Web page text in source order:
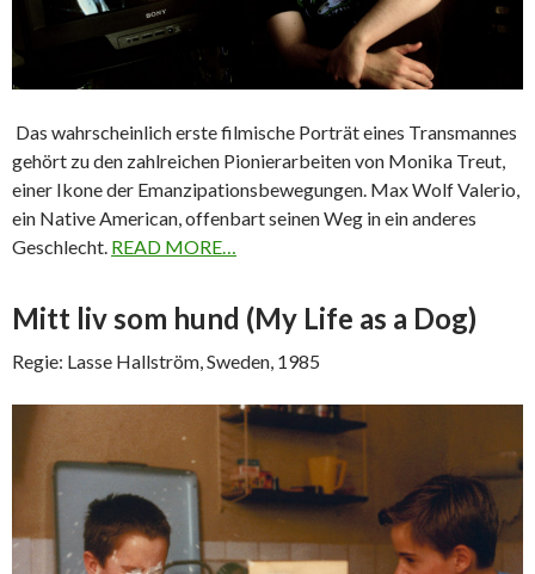
Das wahrscheinlich erste filmische Porträt eines Transmannes
gehört zu den zahlreichen Pionierarbeiten von Monika Treut,
einer Ikone der Emanzipationsbewegungen. Max Wolf Valerio,
ein Native American, offenbart seinen Weg in ein anderes
Geschlecht. READ MORE…
Mitt liv som hund (My Life as a Dog)
Regie: Lasse Hallström, Sweden, 1985